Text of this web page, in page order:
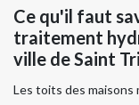
Ce qu'il faut
traitement
ville de Saint
Les toits des